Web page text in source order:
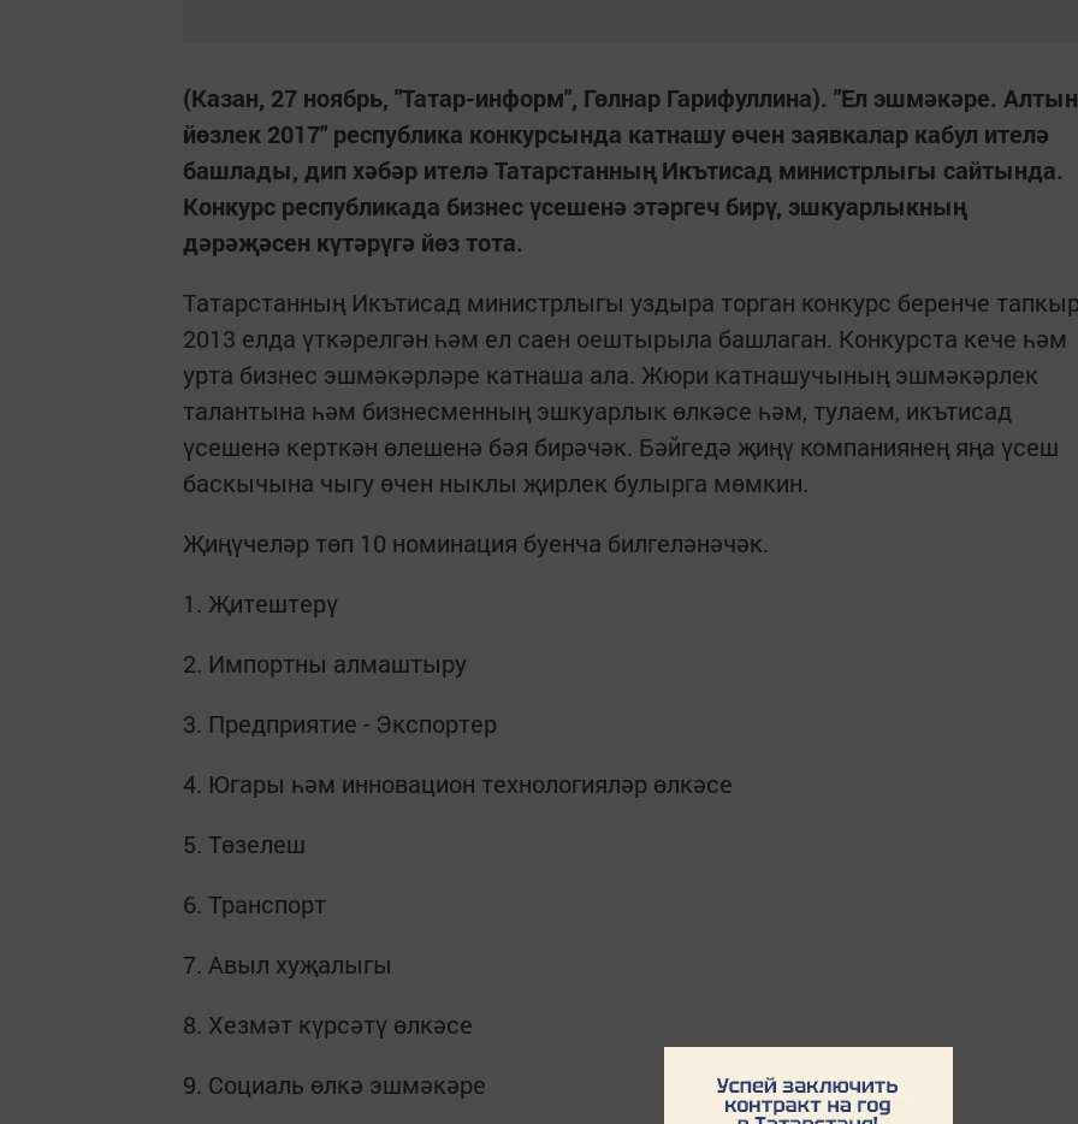
(Казан, 27 ноябрь, "Татар-информ", Гөлнар Гарифуллина). "Ел эшмәкәре. Алтын
йөзлек 2017" республика конкурсында катнашу өчен заявкалар кабул ителә
башлады, дип хәбәр ителә Татарстанның Икътисад министрлыгы сайтында.
Конкурс республикада бизнес үсешенә этәргеч бирү, эшкуарлыкның
дәрәҗәсен күтәрүгә йөз тота.
Татарстанның Икътисад министрлыгы уздыра торган конкурс беренче
2013 елда үткәрелгән һәм ел саен оештырыла башлаган. Конкурста кече һәм
урта бизнес эшмәкәрләре катнаша ала. Жюри катнашучының эшмәкәрлек
талантына һәм бизнесменның эшкуарлык өлкәсе һәм, тулаем, икътисад
үсешенә керткән өлешенә бәя бирәчәк. Бәйгедә җиңү компаниянең яңа үсеш
баскычына чыгу өчен ныклы җирлек булырга мөмкин.
Җиңүчеләр төп 10 номинация буенча билгеләнәчәк.
1. Җитештерү
2. Импортны алмаштыру
3. Предприятие - Экспортер
4. Югары һәм инновацион технологияләр өлкәсе
5. Төзелеш
6. Транспорт
7. Авыл хуҗалыгы
8. Хезмәт күрсәтү өлкәсе
9. Социаль өлкә эшмәкәре